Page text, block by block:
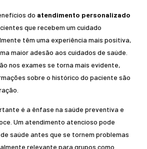
do atendimento personalizado
que recebem um cuidado
têm uma experiência mais positiva,
maior adesão aos cuidados de saúde.
nos exames se torna mais evidente,
sobre o histórico do paciente são
é a ênfase na saúde preventiva e
Um atendimento atencioso pode
saúde antes que se tornem problemas
relevante para grupos como